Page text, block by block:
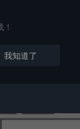
我知道了